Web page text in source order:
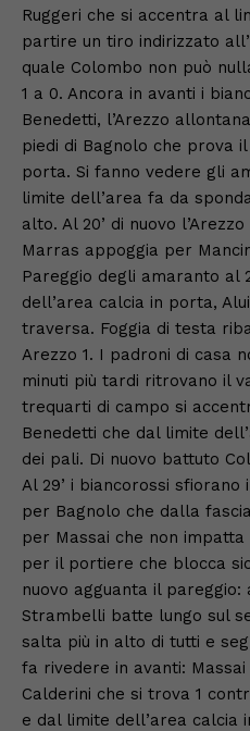
Ruggeri che si accentra al
partire un tiro indirizzato
quale Colombo non può
1 a 0. Ancora in avanti i
Benedetti, l’Arezzo
piedi di Bagnolo che prova
porta. Si fanno vedere gli
limite dell’area fa da
alto. Al 20’ di nuovo
Marras appoggia per
Pareggio degli amaranto al
dell’area calcia in porta,
traversa. Foggia di testa
Arezzo 1. I padroni di casa
minuti più tardi ritrovano il
trequarti di campo si
Benedetti che dal limite
dei pali. Di nuovo battuto
Al 29’ i biancorossi sfiorano
per Bagnolo che dalla
per Massai che non
per il portiere che blocca
nuovo agguanta il
Strambelli batte lungo sul
salta più in alto di tutti e
fa rivedere in avanti:
Calderini che si trova 1
e dal limite dell’area calcia